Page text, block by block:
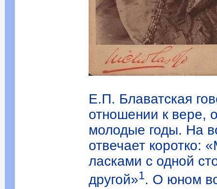
Е.П. Блаватская
отношении к вере,
молодые годы. На
отвечает коротко:
ласками с одной
другой»1. О юном